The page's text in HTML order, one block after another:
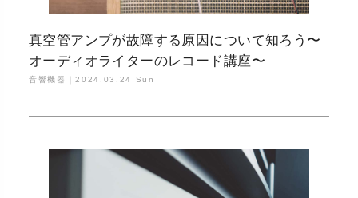
真空管アンプが故障する原因について知ろう〜
オーディオライターのレコード講座〜
音響機器｜2024.03.24 Sun